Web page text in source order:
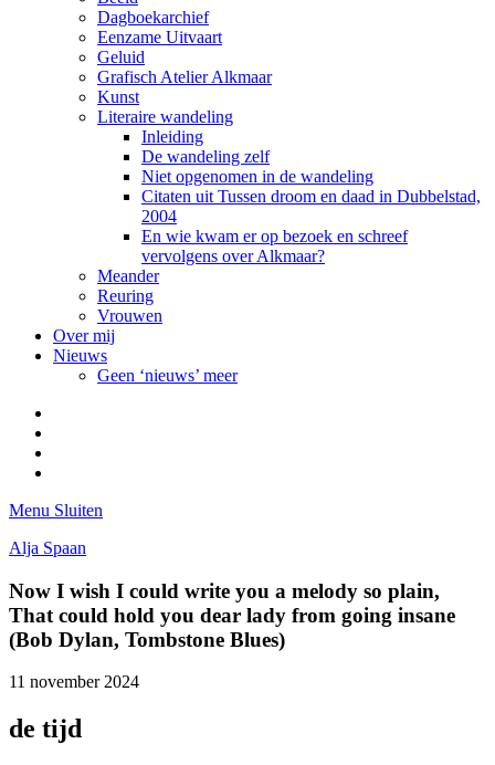
Dagboekarchief
Eenzame Uitvaart
Geluid
Grafisch Atelier Alkmaar
Kunst
Literaire wandeling
Inleiding
De wandeling zelf
Niet opgenomen in de wandeling
Citaten uit Tussen droom en daad in Dubbelstad,
2004
En wie kwam er op bezoek en schreef
vervolgens over Alkmaar?
Meander
Reuring
Vrouwen
Over mij
Nieuws
Geen ‘nieuws’ meer
Menu Sluiten
Alja Spaan
Now I wish I could write you a melody so plain,
That could hold you dear lady from going insane
(Bob Dylan, Tombstone Blues)
11 november 2024
de tijd